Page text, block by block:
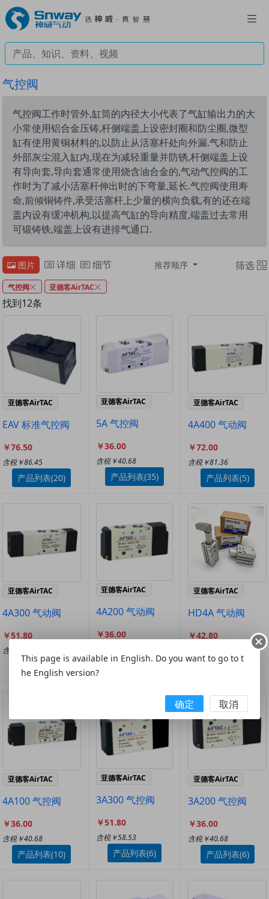
气控阀
气控阀工作时管外,缸筒的内径大小代表了气缸输出力的大
小常使用铝合金压铸,杆侧端盖上设密封圈和防尘圈,微型
缸有使用黄铜材料的,以防止从活塞杆处向外漏.气和防止
外部灰尘混入缸内,现在为减轻重量并防锈,杆侧端盖上设
有导向套,导向套通常使用烧含油合金的,气动气控阀的工
作时为了减小活塞杆伸出时的下弯量,延长.气控阀使用寿
命,前倾铜铸件,承受活塞杆上少量的横向负载,有的还在端
盖内设有缓冲机构,以提高气缸的导向精度,端盖过去常用
可锻铸铁,端盖上设有进排气通口.
图片 详细 细节 推荐顺序 筛选
气控阀 亚德客AirTAC
找到12条
亚德客AirTAC
EAV 标准气控阀
￥76.50
含税￥86.45
产品列表(20)
亚德客AirTAC
5A 气控阀
￥36.00
含税￥40.68
产品列表(35)
亚德客AirTAC
4A400 气动阀
￥72.00
含税￥81.36
产品列表(5)
亚德客AirTAC
4A300 气动阀
￥51.80
含税￥58.53
产品列表(10)
亚德客AirTAC
4A200 气动阀
￥36.00
产品列表(10)
亚德客AirTAC
HD4A 气动阀
￥42.80
产品列表(8)
亚德客AirTAC
4A100 气控阀
￥36.00
含税￥40.68
产品列表(10)
亚德客AirTAC
3A300 气控阀
￥51.80
含税￥58.53
产品列表(6)
亚德客AirTAC
3A200 气控阀
￥36.00
含税￥40.68
产品列表(6)
This page is available in English. Do you want to go to t
he English version?
确定 取消